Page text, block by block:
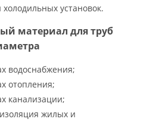
установок.
материал для труб
водоснабжения;
отопления;
канализации;
жилых и